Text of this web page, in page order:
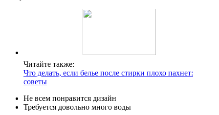
Читайте также:
Что делать, если белье после стирки плохо пахнет:
советы
Не всем понравится дизайн
Требуется довольно много воды